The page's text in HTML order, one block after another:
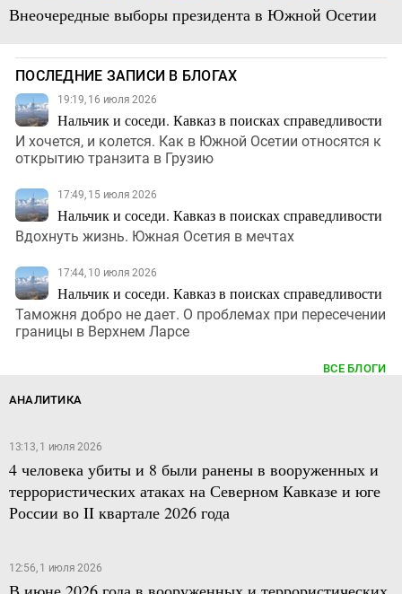
Внеочередные выборы президента в Южной Осетии
ПОСЛЕДНИЕ ЗАПИСИ В БЛОГАХ
19:19, 16 июля 2026
Нальчик и соседи. Кавказ в поисках справедливости
И хочется, и колется. Как в Южной Осетии относятся к
открытию транзита в Грузию
17:49, 15 июля 2026
Нальчик и соседи. Кавказ в поисках справедливости
Вдохнуть жизнь. Южная Осетия в мечтах
17:44, 10 июля 2026
Нальчик и соседи. Кавказ в поисках справедливости
Таможня добро не дает. О проблемах при пересечении
границы в Верхнем Ларсе
ВСЕ БЛОГИ
АНАЛИТИКА
13:13, 1 июля 2026
4 человека убиты и 8 были ранены в вооруженных и
террористических атаках на Северном Кавказе и юге
России во II квартале 2026 года
12:56, 1 июля 2026